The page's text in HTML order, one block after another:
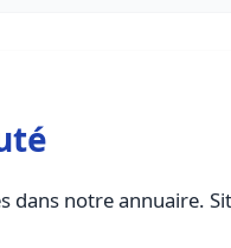
dans notre annuaire.